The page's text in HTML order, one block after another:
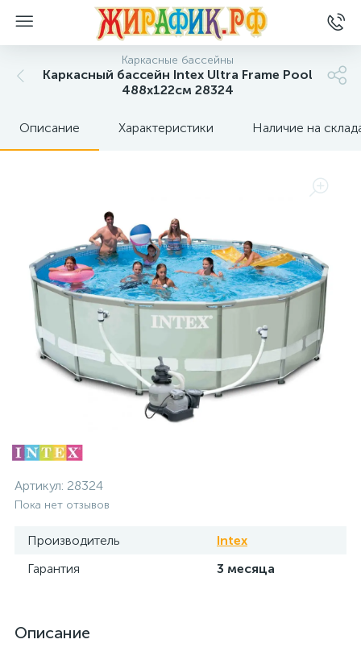
Каркасные бассейны
Каркасный бассейн Intex Ultra Frame Pool
488x122см 28324
Описание Характеристики Наличие на
Артикул: 28324
Пока нет отзывов
Производитель
Intex
Гарантия
3 месяца
Описание